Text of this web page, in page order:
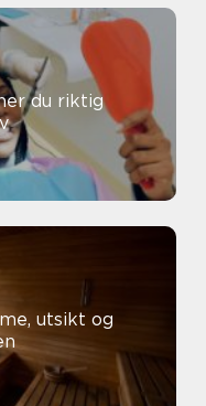
du riktig
utsikt og